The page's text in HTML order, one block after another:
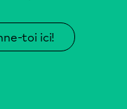
toi ici!